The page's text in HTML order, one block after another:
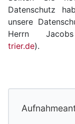
Datenschutz
unsere
Herrn
trier.de).